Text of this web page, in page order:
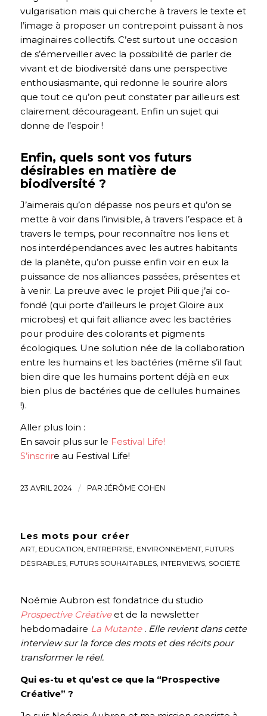
vulgarisation mais qui cherche à travers le texte et
l’image à proposer un contrepoint puissant à nos
imaginaires collectifs. C’est surtout une occasion
de s’émerveiller avec la possibilité de parler de
vivant et de biodiversité dans une perspective
enthousiasmante, qui redonne le sourire alors
que tout ce qu’on peut constater par ailleurs est
clairement décourageant. Enfin un sujet qui
donne de l’espoir !
Enfin, quels sont vos futurs
désirables en matière de
biodiversité ?
J’aimerais qu’on dépasse nos peurs et qu’on se
mette à voir dans l’invisible, à travers l’espace et à
travers le temps, pour reconnaître nos liens et
nos interdépendances avec les autres habitants
de la planète, qu’on puisse enfin voir en eux la
puissance de nos alliances passées, présentes et
à venir. La preuve avec le projet Pili que j’ai co-
fondé (qui porte d’ailleurs le projet Gloire aux
microbes) et qui fait alliance avec les bactéries
pour produire des colorants et pigments
écologiques. Une solution née de la collaboration
entre les humains et les bactéries (même s’il faut
bien dire que les humains portent déjà en eux
bien plus de bactéries que de cellules humaines
!).
Aller plus loin :
En savoir plus sur le Festival Life!
S’inscrire au Festival Life!
23 AVRIL 2024 / PAR JÉRÔME COHEN
Les mots pour créer
ART, EDUCATION, ENTREPRISE, ENVIRONNEMENT, FUTURS
DÉSIRABLES, FUTURS SOUHAITABLES, INTERVIEWS, SOCIÉTÉ
Noémie Aubron est fondatrice du studio
Prospective Créative et de la newsletter
hebdomadaire La Mutante. Elle revient dans cette
interview sur la force des mots et des récits pour
transformer le réel.
Qui es-tu et qu’est ce que la “Prospective
Créative” ?